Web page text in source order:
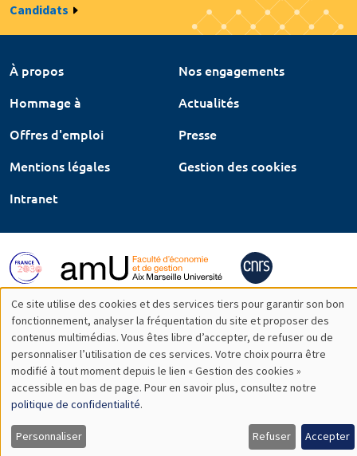
Candidats
À propos
Nos engagements
Hommage à
Actualités
Offres d'emploi
Presse
Mentions légales
Gestion des cookies
Intranet
Utilisation
des
données
personnelles
et
Ce site utilise des cookies et des services tiers pour garantir son bon
fonctionnement, analyser la fréquentation du site et proposer des
contenus multimédias. Vous êtes libre d’accepter, de refuser ou de
personnaliser l’utilisation de ces services. Votre choix pourra être
modifié à tout moment depuis le lien « Gestion des cookies »
accessible en bas de page. Pour en savoir plus, consultez notre
politique de confidentialité.
Personnaliser Refuser Accepter